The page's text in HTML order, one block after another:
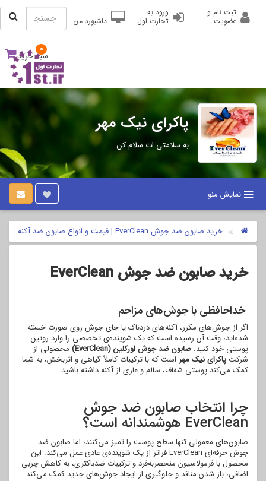
ثبت نام و
عضویت
ورود به
تجارت اول داشبورد من
0
سبد خرید
پاکرای نیک مهر
به سلامتی ات سلام کن
نمایش منو
خرید صابون ضد جوش EverClean | قیمت و انواع صابون ضد آکنه
خرید صابون ضد جوش EverClean
خداحافظی با جوش‌های مزاحم
اگر از جوش‌های مکرر، آکنه‌های دردناک یا جای جوش روی صورت خسته
شده‌اید، وقت آن رسیده است که یک شوینده‌ی تخصصی را وارد روتین
پوستی خود کنید. صابون ضد جوش اورکلین (EverClean)
محصولی از
شرکتپاکرای نیک مهر است که با ترکیبات کاملاً گیاهی و اثربخش، به شما
کمک می‌کند پوستی شفاف، سالم و عاری از آکنه داشته باشید.
چرا انتخاب صابون ضد جوش
EverClean هوشمندانه است؟
صابون‌های معمولی تنها سطح پوست را تمیز می‌کنند، اما صابون ضد
جوش حرفه‌ای EverClean فراتر از یک شوینده‌ی عادی عمل می‌کند. این
محصول با فرمولاسیون منحصربه‌فرد و ترکیبات ضدباکتری، به کاهش چربی
اضافی، باز شدن منافذ و جلوگیری از ایجاد جوش‌های جدید کمک می‌کند.